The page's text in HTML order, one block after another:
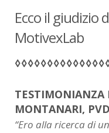
Ecco il giudizio
MotivexLab
TESTIMONIANZA
MONTANARI,
“Ero alla ricerca di